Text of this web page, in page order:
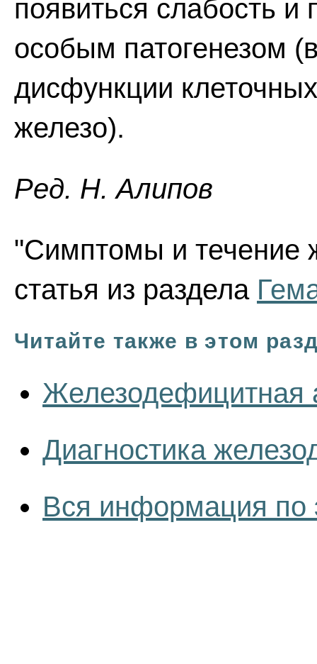
появиться слабость
особым патогенезом
дисфункции
железо).
Ред. Н. Алипов
"Симптомы и течение
статья из раздела
Читайте также в этом
Железодефицитная
Диагностика
Вся информация по